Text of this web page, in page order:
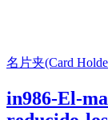
名片夹(Card
in986-El-